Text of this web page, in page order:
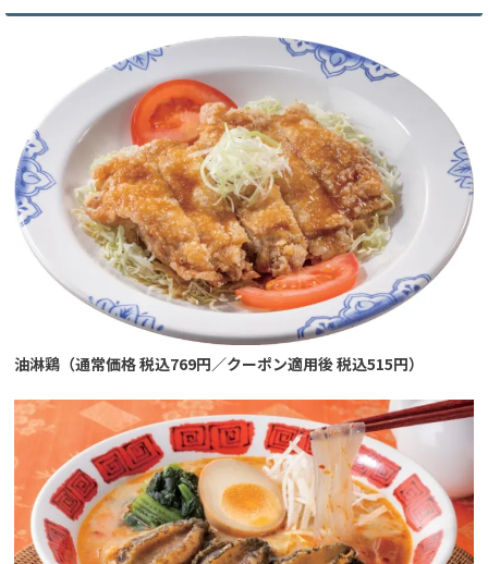
油淋鶏（通常価格 税込769円／クーポン適用後 税込515円）